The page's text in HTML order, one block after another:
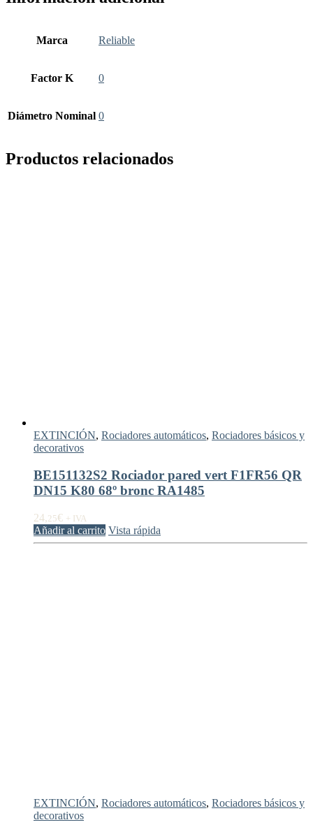
Marca Reliable
Factor K 0
Diámetro Nominal 0
Productos relacionados
EXTINCIÓN, Rociadores automáticos, Rociadores básicos y
decorativos
BE151132S2 Rociador pared vert F1FR56 QR
DN15 K80 68º bronc RA1485
24,25€ + IVA
Añadir al carrito Vista rápida
EXTINCIÓN, Rociadores automáticos, Rociadores básicos y
decorativos